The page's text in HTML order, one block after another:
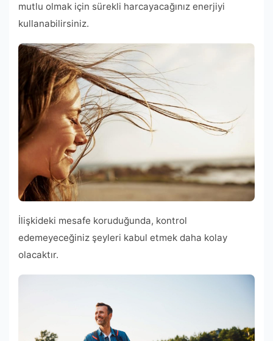
mutlu olmak için sürekli harcayacağınız enerjiyi
kullanabilirsiniz.
İlişkideki mesafe koruduğunda, kontrol
edemeyeceğiniz şeyleri kabul etmek daha kolay
olacaktır.